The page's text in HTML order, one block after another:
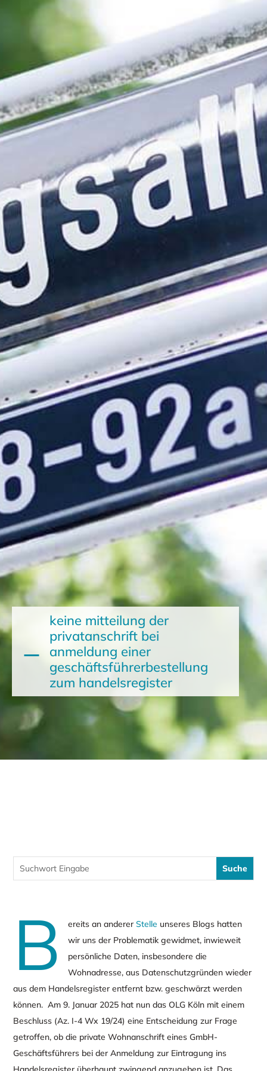
keine mitteilung der
privatanschrift bei
anmeldung einer
geschäftsführerbestellung
zum handelsregister
B ereits an andererStelle unseres Blogs hatten
wir uns der Problematik gewidmet, inwieweit
persönliche Daten, insbesondere die
Wohnadresse, aus Datenschutzgründen wieder
aus dem Handelsregister entfernt bzw. geschwärzt werden
können. Am 9. Januar 2025 hat nun das OLG Köln mit einem
Beschluss (Az. I-4 Wx 19/24) eine Entscheidung zur Frage
getroffen, ob die private Wohnanschrift eines GmbH-
Geschäftsführers bei der Anmeldung zur Eintragung ins